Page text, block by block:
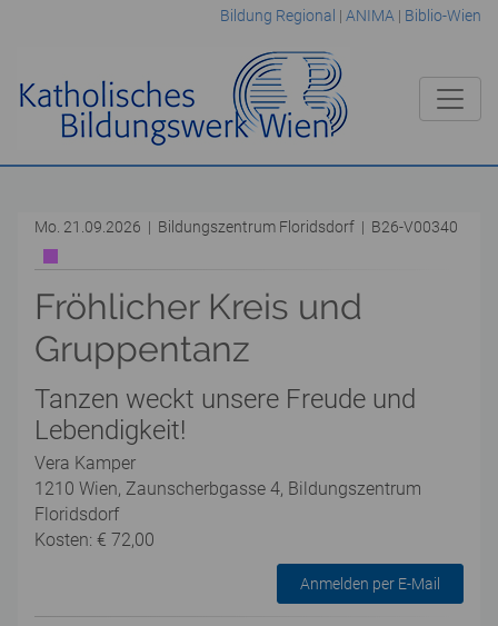
Bildung Regional | ANIMA | Biblio-Wien
Mo. 21.09.2026 | Bildungszentrum Floridsdorf | B26-V00340
Fröhlicher Kreis und
Gruppentanz
Tanzen weckt unsere Freude und
Lebendigkeit!
Vera Kamper
1210 Wien, Zaunscherbgasse 4, Bildungszentrum
Floridsdorf
Kosten: € 72,00
Anmelden per E-Mail